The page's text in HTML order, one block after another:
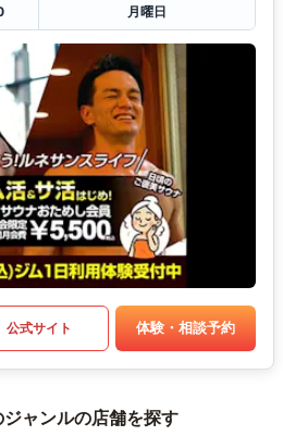
月曜日
公式サイト 体験・相談予約
ャンルの店舗を探す